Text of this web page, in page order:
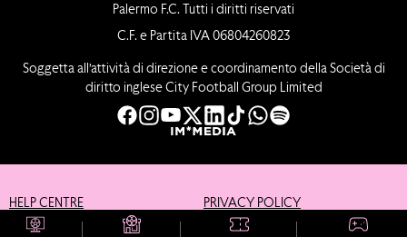
Palermo F.C. Tutti i diritti riservati
C.F. e Partita IVA 06804260823
Soggetta all’attività di direzione e coordinamento della Società di
diritto inglese City Football Group Limited
HELP CENTRE
PRIVACY POLICY
COOKIE POLICY
CREDITS